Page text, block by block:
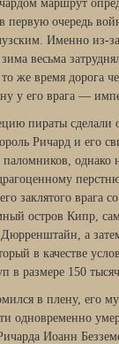
маршрут
первую очередь
Именно из-
весьма
же время дорога
у его врага —
пираты сделали
Ричард и его
однако
заклятого врага
остров Кипр,
а
в качестве
в размере 150
в плену, его
од­новременно
Иоанн